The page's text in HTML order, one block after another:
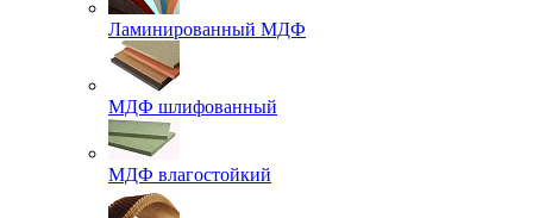
Ламинированный МДФ
МДФ шлифованный
МДФ влагостойкий